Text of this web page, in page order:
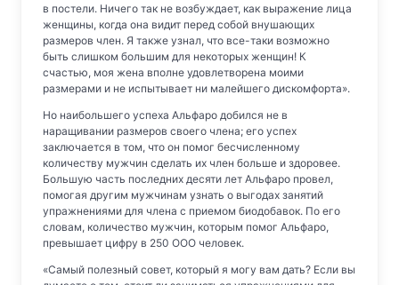
в постели. Ничего так не возбуждает, как выражение лица
женщины, когда она видит перед собой внушающих
размеров член. Я также узнал, что все-таки возможно
быть слишком большим для некоторых женщин! К
счастью, моя жена вполне удовлетворена моими
размерами и не испытывает ни малейшего дискомфорта».
Но наибольшего успеха Альфаро добился не в
наращивании размеров своего члена; его успех
заключается в том, что он помог бесчисленному
количеству мужчин сделать их член больше и здоровее.
Большую часть последних десяти лет Альфаро провел,
помогая другим мужчинам узнать о выгодах занятий
упражнениями для члена с приемом биодобавок. По его
словам, количество мужчин, которым помог Альфаро,
превышает цифру в 250 ООО человек.
«Самый полезный совет, который я могу вам дать? Если вы